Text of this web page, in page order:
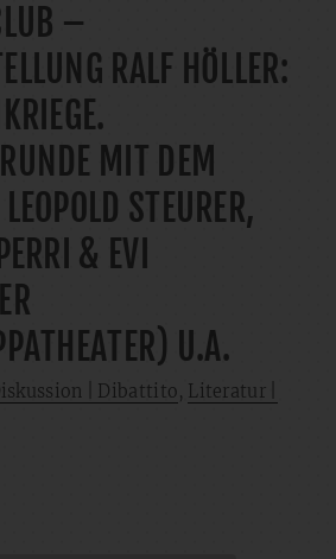
–
RALF HÖLLER:
MIT DEM
STEURER,
& EVI
U.A.
| Dibattito, Literatur |